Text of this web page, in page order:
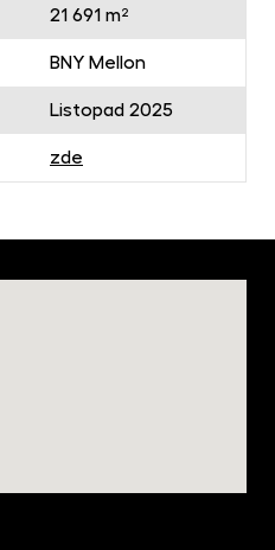
21 691 m²
BNY Mellon
Listopad 2025
zde